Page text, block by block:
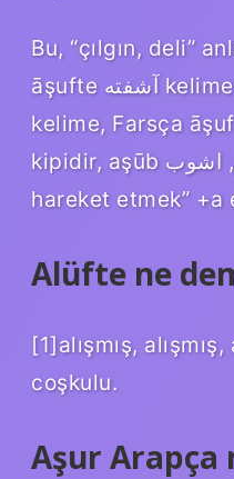
Bu, “çılgın, deli”
āşufte آشفته kelimesinden bir alıntıdır. Bu
kelime, Farsça
kipidir, aşūb آشفتن, اشوب “oynamak,
hareket etmek” +a
Alüfte ne
[1]alışmış,
coşkulu.
Aşur Arapça